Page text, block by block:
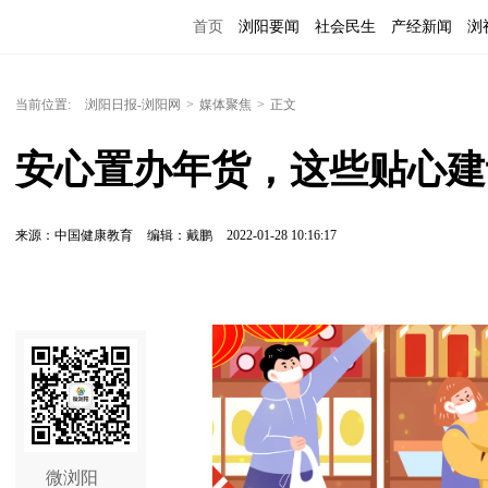
首页 浏阳要闻 社会民生 产经新闻 浏
当前位置: 浏阳日报-浏阳网 > 媒体聚焦 > 正文
安心置办年货，这些贴心
来源：中国健康教育 编辑：戴鹏 2022-01-28 10:16:17
微浏阳